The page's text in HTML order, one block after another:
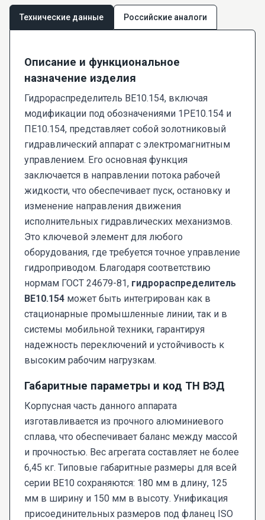
Технические данные Российские аналоги
Описание и функциональное
назначение изделия
Гидрораспределитель ВЕ10.154, включая
модификации под обозначениями 1РЕ10.154 и
ПЕ10.154, представляет собой золотниковый
гидравлический аппарат с электромагнитным
управлением. Его основная функция
заключается в направлении потока рабочей
жидкости, что обеспечивает пуск, остановку и
изменение направления движения
исполнительных гидравлических механизмов.
Это ключевой элемент для любого
оборудования, где требуется точное управление
гидроприводом. Благодаря соответствию
нормам ГОСТ 24679-81, гидрораспределитель
ВЕ10.154 может быть интегрирован как в
стационарные промышленные линии, так и в
системы мобильной техники, гарантируя
надежность переключений и устойчивость к
высоким рабочим нагрузкам.
Габаритные параметры и код ТН ВЭД
Корпусная часть данного аппарата
изготавливается из прочного алюминиевого
сплава, что обеспечивает баланс между массой
и прочностью. Вес агрегата составляет не более
6,45 кг. Типовые габаритные размеры для всей
серии ВЕ10 сохраняются: 180 мм в длину, 125
мм в ширину и 150 мм в высоту. Унификация
присоединительных размеров под фланец ISO